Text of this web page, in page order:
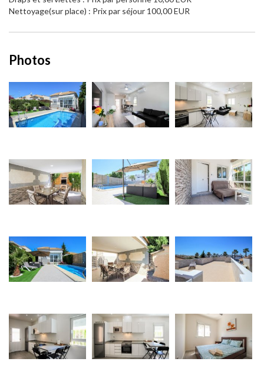
Nettoyage(sur place) : Prix par séjour 100,00 EUR
Photos